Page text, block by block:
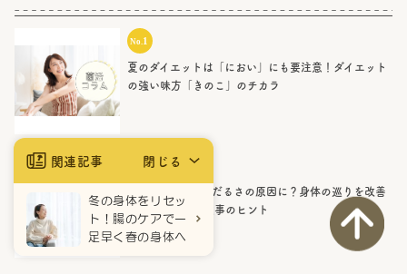
関連記事 閉じる
冬の身体をリセッ
ト！腸のケアで一
足早く春の身体へ
夏のダイエットは「におい」にも要注意！ダイエット
の強い味方「きのこ」のチカラ
梅雨の“むくみ”がだるさの原因に？身体の巡りを改善
する生活習慣と食事のヒント